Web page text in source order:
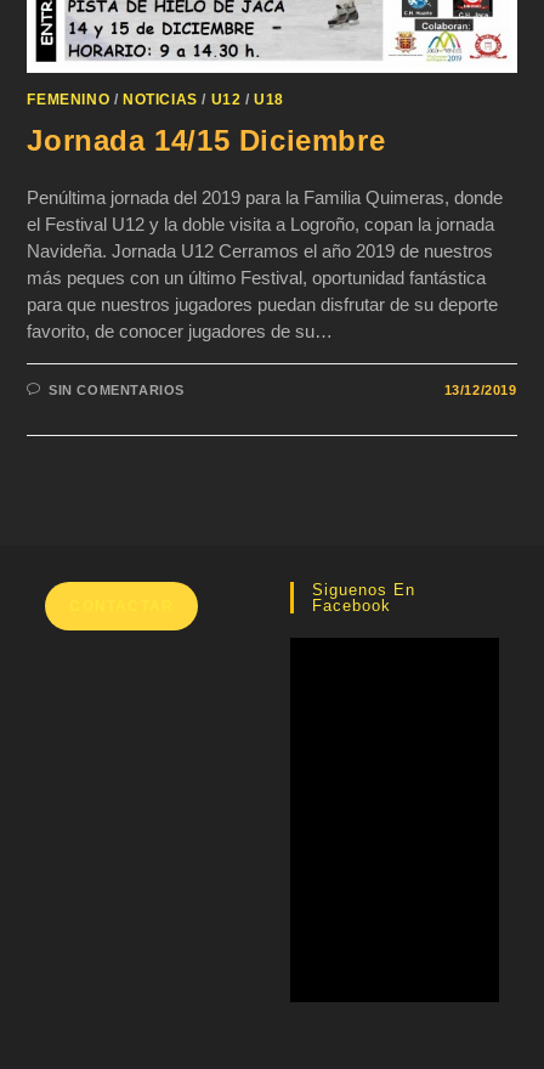
FEMENINO / NOTICIAS / U12 /U18
Jornada 14/15 Diciembre
Penúltima jornada del 2019 para la Familia Quimeras, donde
el Festival U12 y la doble visita a Logroño, copan la jornada
Navideña. Jornada U12 Cerramos el año 2019 de nuestros
más peques con un último Festival, oportunidad fantástica
para que nuestros jugadores puedan disfrutar de su deporte
favorito, de conocer jugadores de su…
SIN COMENTARIOS 13/12/2019
Siguenos En
Facebook